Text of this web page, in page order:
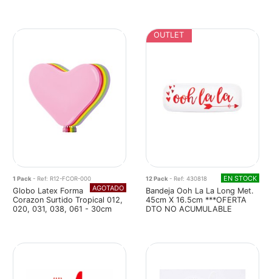
1 Pack- Ref: R12-FCOR-000
AGOTADO
Globo Latex Forma
Corazon Surtido Tropical 012,
020, 031, 038, 061 - 30cm
OUTLET
12 Pack- Ref: 430818 EN STOCK
Bandeja Ooh La La Long Met.
45cm X 16.5cm ***OFERTA
DTO NO ACUMULABLE